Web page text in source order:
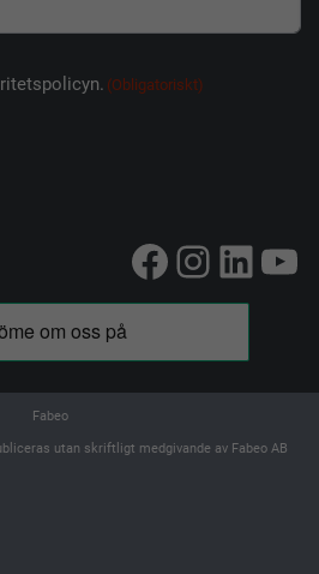
(Obligatoriskt)
Facebook
Fabeo
utan skriftligt medgivande av Fabeo AB